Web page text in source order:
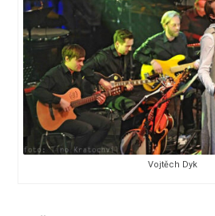
Vojtěch Dyk